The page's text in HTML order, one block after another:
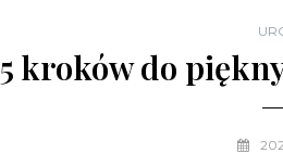
5 kroków do